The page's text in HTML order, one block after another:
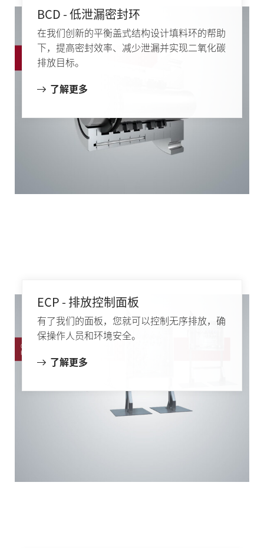
BCD - 低泄漏密封环
在我们创新的平衡盖式结构设计填料环的帮助
下，提高密封效率、减少泄漏并实现二氧化碳
排放目标。
了解更多
ECP - 排放控制面板
有了我们的面板，您就可以控制无序排放，确
保操作人员和环境安全。
了解更多